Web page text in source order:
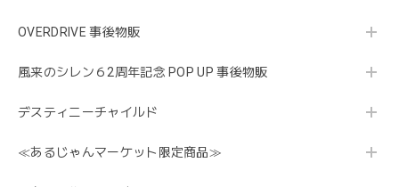
OVERDRIVE 事後物販
風来のシレン６2周年記念 POP UP 事後物販
デスティニーチャイルド
≪あるじゃんマーケット限定商品≫